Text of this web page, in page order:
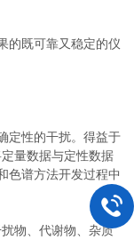
的既可靠又稳定的仪
定性的干扰。得益于
量数据与定性数据
色谱方法开发过程中
物、代谢物、杂质